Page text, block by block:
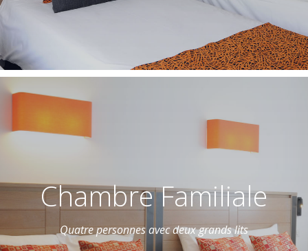
Chambre Familiale
Quatre personnes avec deux grands lits